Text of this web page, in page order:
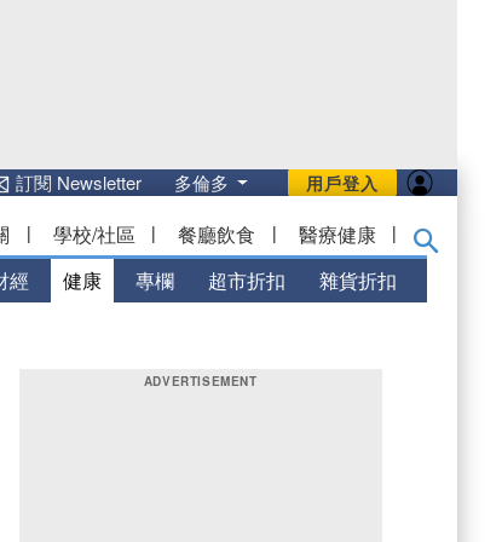
用戶登入
訂閱 Newsletter 多倫多
| 學校/社區 | 餐廳飲食 | 醫療健康 |
經 健康 專欄 超市折扣 雜貨折扣